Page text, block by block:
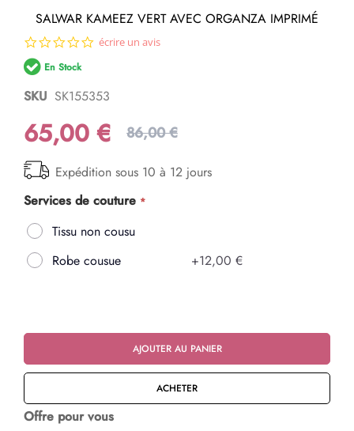
Passer
début
de
la
d’images
SALWAR KAMEEZ VERT AVEC ORGANZA IMPRIMÉ
0.0
écrire un avis
En Stock
SKU SK155353
65,00 € 86,00 €
Expédition sous 10 à 12 jours
Services de couture
Tissu non cousu
Robe cousue
+12,00 €
AJOUTER AU PANIER
ACHETER
Offre pour vous